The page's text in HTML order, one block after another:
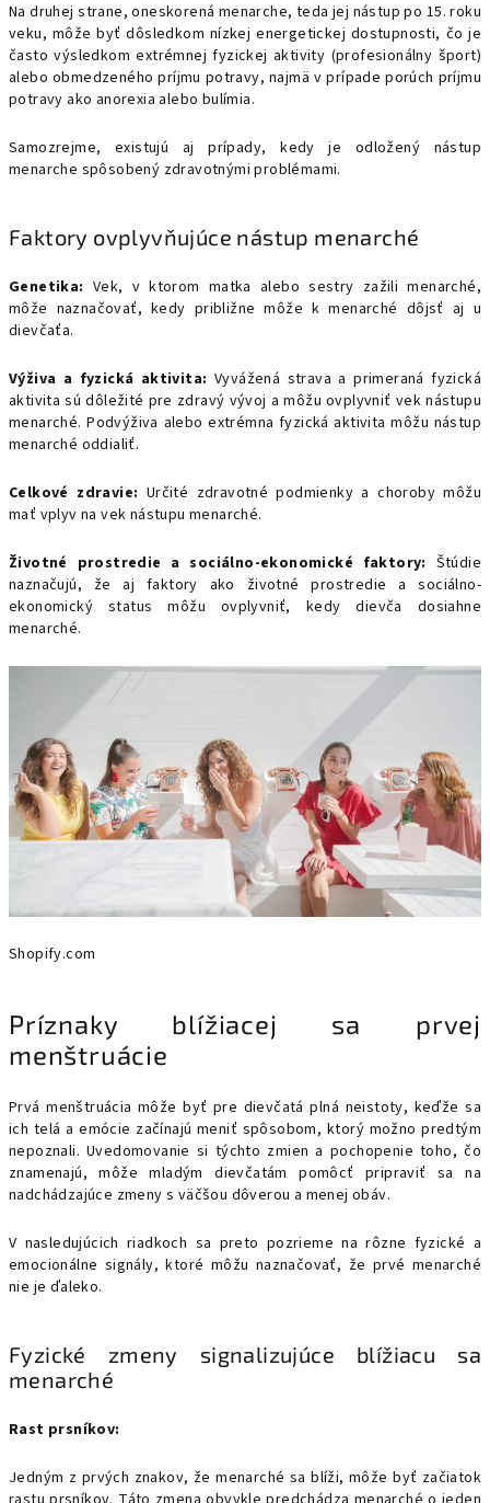
Na druhej strane, oneskorená menarche, teda jej nástup po 15. roku
veku, môže byť dôsledkom nízkej energetickej dostupnosti, čo je
často výsledkom extrémnej fyzickej aktivity (profesionálny šport)
alebo obmedzeného príjmu potravy, najmä v prípade porúch príjmu
potravy ako anorexia alebo bulímia.
Samozrejme, existujú aj prípady, kedy je odložený nástup
menarche spôsobený zdravotnými problémami.
Faktory ovplyvňujúce nástup menarché
Genetika: Vek, v ktorom matka alebo sestry zažili menarché,
môže naznačovať, kedy približne môže k menarché dôjsť aj u
dievčaťa.
Výživa a fyzická aktivita: Vyvážená strava a primeraná fyzická
aktivita sú dôležité pre zdravý vývoj a môžu ovplyvniť vek nástupu
menarché. Podvýživa alebo extrémna fyzická aktivita môžu nástup
menarché oddialiť.
Celkové zdravie: Určité zdravotné podmienky a choroby môžu
mať vplyv na vek nástupu menarché.
Životné prostredie a sociálno-ekonomické faktory: Štúdie
naznačujú, že aj faktory ako životné prostredie a sociálno-
ekonomický status môžu ovplyvniť, kedy dievča dosiahne
menarché.
Shopify.com
Príznaky blížiacej sa prvej
menštruácie
Prvá menštruácia môže byť pre dievčatá plná neistoty, keďže sa
ich telá a emócie začínajú meniť spôsobom, ktorý možno predtým
nepoznali. Uvedomovanie si týchto zmien a pochopenie toho, čo
znamenajú, môže mladým dievčatám pomôcť pripraviť sa na
nadchádzajúce zmeny s väčšou dôverou a menej obáv.
V nasledujúcich riadkoch sa preto pozrieme na rôzne fyzické a
emocionálne signály, ktoré môžu naznačovať, že prvé menarché
nie je ďaleko.
Fyzické zmeny signalizujúce blížiacu sa
menarché
Rast prsníkov:
Jedným z prvých znakov, že menarché sa blíži, môže byť začiatok